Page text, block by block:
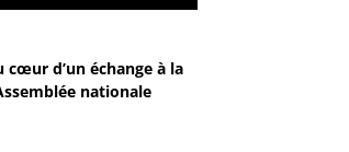
cœur d’un échange à la
nationale